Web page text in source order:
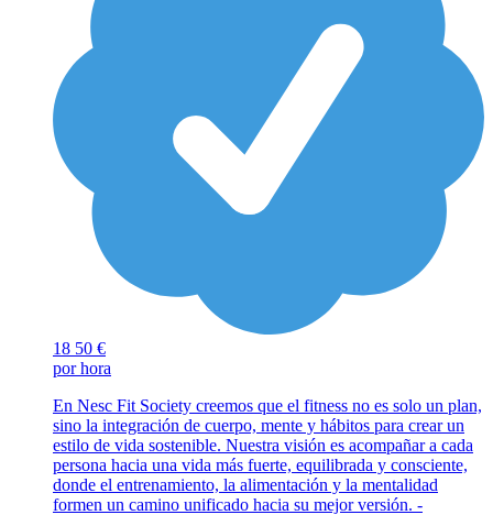
18 50 €
por hora
En Nesc Fit Society creemos que el fitness no es solo un plan,
sino la integración de cuerpo, mente y hábitos para crear un
estilo de vida sostenible. Nuestra visión es acompañar a cada
persona hacia una vida más fuerte, equilibrada y consciente,
donde el entrenamiento, la alimentación y la mentalidad
formen un camino unificado hacia su mejor versión. -